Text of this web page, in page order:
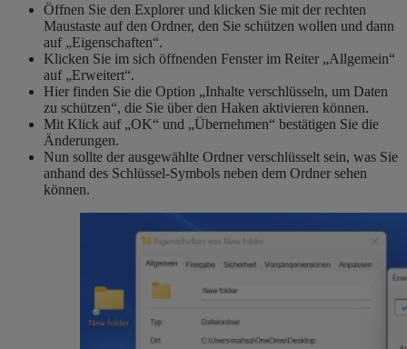
Öffnen Sie den Explorer und klicken Sie mit der rechten
Maustaste auf den Ordner, den Sie schützen wollen und dann
auf „Eigenschaften“.
Klicken Sie im sich öffnenden Fenster im Reiter „Allgemein“
auf „Erweitert“.
Hier finden Sie die Option „Inhalte verschlüsseln, um Daten
zu schützen“, die Sie über den Haken aktivieren können.
Mit Klick auf „OK“ und „Übernehmen“ bestätigen Sie die
Änderungen.
Nun sollte der ausgewählte Ordner verschlüsselt sein, was Sie
anhand des Schlüssel-Symbols neben dem Ordner sehen
können.